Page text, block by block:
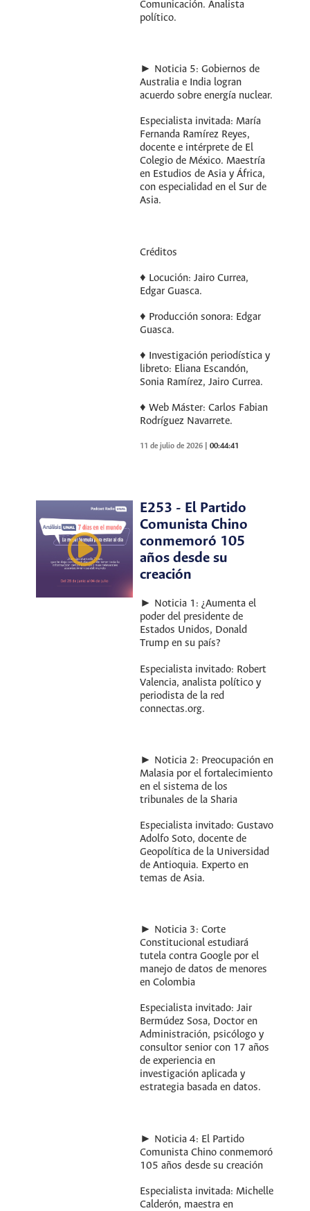
Comunicación. Analista
político.
► Noticia 5: Gobiernos de
Australia e India logran
acuerdo sobre energía nuclear.
Especialista invitada: María
Fernanda Ramírez Reyes,
docente e intérprete de El
Colegio de México. Maestría
en Estudios de Asia y África,
con especialidad en el Sur de
Asia.
Créditos
♦ Locución: Jairo Currea,
Edgar Guasca.
♦ Producción sonora: Edgar
Guasca.
♦ Investigación periodística y
libreto: Eliana Escandón,
Sonia Ramírez, Jairo Currea.
♦ Web Máster: Carlos Fabian
Rodríguez Navarrete.
11 de julio de 2026 |00:44:41
E253 - El Partido
Comunista Chino
conmemoró 105
años desde su
creación
► Noticia 1: ¿Aumenta el
poder del presidente de
Estados Unidos, Donald
Trump en su país?
Especialista invitado: Robert
Valencia, analista político y
periodista de la red
connectas.org.
► Noticia 2: Preocupación en
Malasia por el fortalecimiento
en el sistema de los
tribunales de la Sharia
Especialista invitado: Gustavo
Adolfo Soto, docente de
Geopolítica de la Universidad
de Antioquia. Experto en
temas de Asia.
► Noticia 3: Corte
Constitucional estudiará
tutela contra Google por el
manejo de datos de menores
en Colombia
Especialista invitado: Jair
Bermúdez Sosa, Doctor en
Administración, psicólogo y
consultor senior con 17 años
de experiencia en
investigación aplicada y
estrategia basada en datos.
► Noticia 4: El Partido
Comunista Chino conmemoró
105 años desde su creación
Especialista invitada: Michelle
Calderón, maestra en